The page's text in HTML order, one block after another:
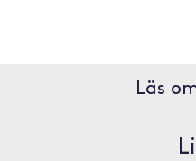
Läs